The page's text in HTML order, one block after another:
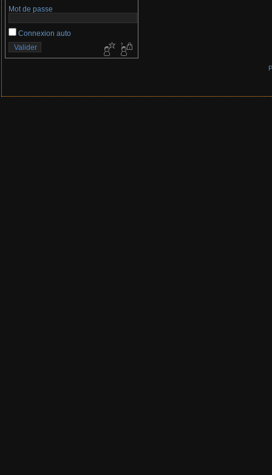
Mot de passe
Connexion auto